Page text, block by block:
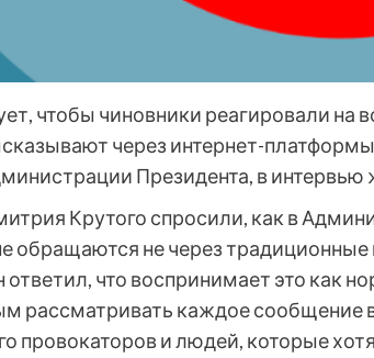
чтобы чиновники реагировали на
через интернет-
Президента, в
Крутого спросили, как в
обращаются не через
ответил, что воспринимает это как
рассматривать каждое сообщение
провокаторов и людей, которые